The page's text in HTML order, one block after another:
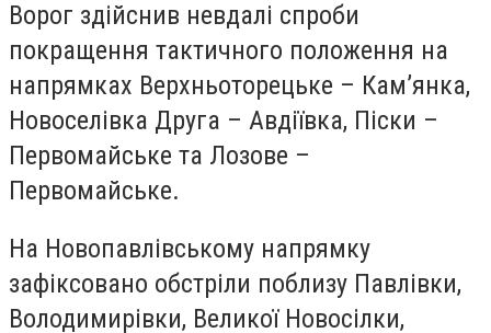
Ворог здійснив невдалі спроби
покращення тактичного положення на
напрямках Верхньоторецьке – Камʼянка,
Новоселівка Друга – Авдіївка, Піски –
Первомайське та Лозове –
Первомайське.
На Новопавлівському напрямку
зафіксовано обстріли поблизу Павлівки,
Володимирівки, Великої Новосілки,